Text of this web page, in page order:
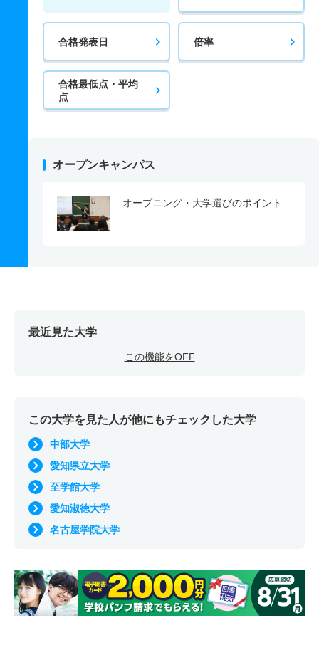
合格発表日 倍率
合格最低点・平均
点
オープンキャンパス
オープニング・大学選びのポイント
最近見た大学
この機能をOFF
この大学を見た人が他にもチェックした大学
中部大学
愛知県立大学
至学館大学
愛知淑徳大学
名古屋学院大学